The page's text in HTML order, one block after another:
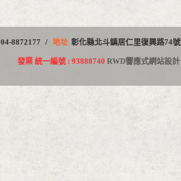
04-8872177 地址 彰化縣北斗鎮居仁里復興路74號
發票 統一編號 : 93888740 RWD響應式網站設計